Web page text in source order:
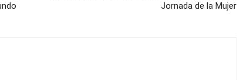
Jornada de la Mujer